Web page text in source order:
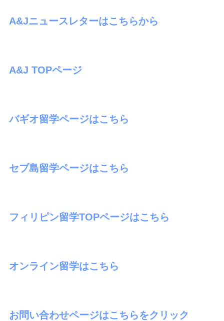
A&Jニュースレターはこちらから
A&J TOPページ
バギオ留学ページはこちら
セブ島留学ページはこちら
フィリピン留学TOPページはこちら
オンライン留学はこちら
お問い合わせページはこちらをクリック